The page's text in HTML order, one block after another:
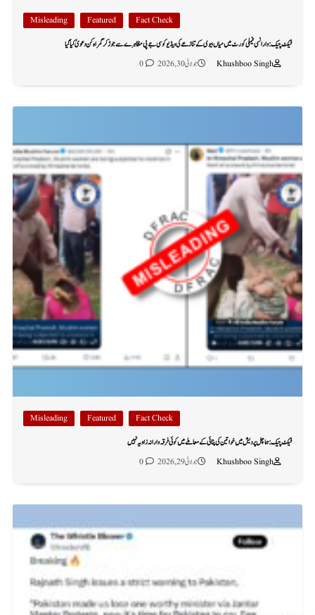
Fact Check
Featured
Misleading
فیکٹ چیک: وارانسی فیملی کورٹ میں میاں بیوی کے تنازعے کی ویڈیو کو سی جے پی مظاہرے سے جوڑ کر گمراہ کن دعویٰ کیا گیا
Khushboo Singh
جولائی 30, 2026 0
Fact Check
Featured
Misleading
فیکٹ چیک: ہماچل پردیش میں خواتین کی پٹائی کے معاملے میں کوئی فرقہ وارانہ زاویہ نہیں
Khushboo Singh
جولائی 29, 2026 0